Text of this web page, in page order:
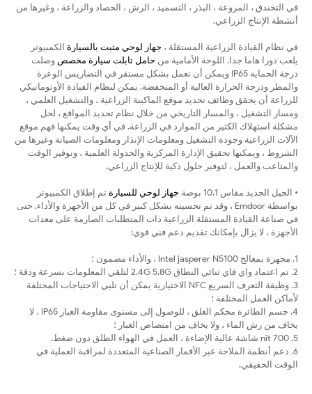
في التخندق ، المروعة ، البذر ، التسميد ، الرش ، الحصاد والزراعة ، وغيرها من
أنشطة الإنتاج الزراعي.
في نظام القيادة الزراعية المستقلة ، جهاز لوحي مثبت بالسيارة الكمبيوتر
يلعب دورا هاما جدا. اللوحة الأمامية من حامل تابلت سيارة مخصص وصلت
درجة الحماية IP65 ويمكن أن تعمل بشكل مستقر في التضاريس الوعرة
والمطر ودرجة الحرارة العالية أو المنخفضة. يمكن لنظام القيادة الأوتوماتيكي
للزراعة أن يحقق وظائف تحديد موقع الماكينة الزراعية ، والتشغيل العلمي ،
ومسار التشغيل ، والمسار التاريخي من خلال نظام تحديد المواقع ، لحل
مشكلة استهلاك الكثير من الموارد في الزراعة. في أي وقت يمكنها فهم موقع
الآلات الزراعية وجودة التشغيل ومعلومات الإنذار ومعلومات الصيانة وغيرها من
الشروط ، ويمكنها تحقيق الإدارة المركزية والجدولة العلمية ، وتوفير الوقت
والمتاعب والعمل ، لتوفير حلول ذكية للإنتاج الزراعي.
• الجيل الجديد مقاس 10.1 بوصة جهاز لوحي للسيارة تم إطلاق الكمبيوتر
بواسطة Emdoor ، وقد تم تحسينه بشكل كبير في كل من الأجهزة والأداء. حتى
في صناعة القيادة المستقلة الزراعية ذات المتطلبات الصارمة على معدات
الأجهزة ، لا يزال بإمكانك تقديم دعم فني قوي:
1. مجهزة بمعالج Intel jasperer N5100 ، والأداء مضمون ؛
2. تم اعتماد واي فاي ثنائي النطاق 2.4G 5.8G لتلقي المعلومات بسرعة ودقة ؛
3. وظيفة التعرف السريع NFC الاختيارية يمكن أن تلبي الاحتياجات المختلفة
لأماكن العمل المختلفة ؛
4. جسم الطائرة محكم الغلق ، للوصول إلى مستوى مقاومة الغبار IP65 ، لا
يخاف من رش الماء ، ولا يخاف من امتصاص الغبار ؛
5. 700 nit شاشة عالية الإضاءة ، العمل في الهواء الطلق دون ضغط.
6. دعم أنظمة الملاحة عبر الأقمار الصناعية المتعددة لمراقبة العملية في
الوقت الحقيقي.